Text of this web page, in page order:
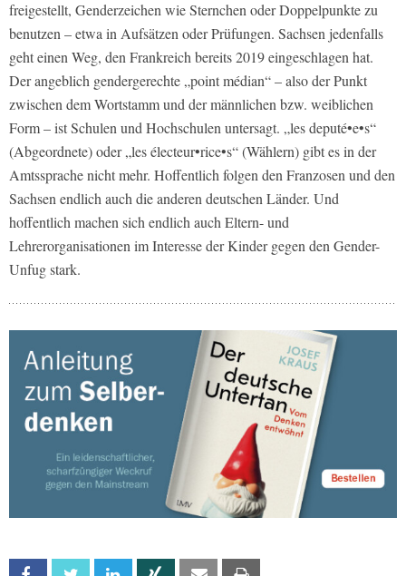
freigestellt, Genderzeichen wie Sternchen oder Doppelpunkte zu
benutzen – etwa in Aufsätzen oder Prüfungen. Sachsen jedenfalls
geht einen Weg, den Frankreich bereits 2019 eingeschlagen hat.
Der angeblich gendergerechte „point médian“ – also der Punkt
zwischen dem Wortstamm und der männlichen bzw. weiblichen
Form – ist Schulen und Hochschulen untersagt. „les deputé•e•s“
(Abgeordnete) oder „les électeur•rice•s“ (Wählern) gibt es in der
Amtssprache nicht mehr. Hoffentlich folgen den Franzosen und den
Sachsen endlich auch die anderen deutschen Länder. Und
hoffentlich machen sich endlich auch Eltern- und
Lehrerorganisationen im Interesse der Kinder gegen den Gender-
Unfug stark.